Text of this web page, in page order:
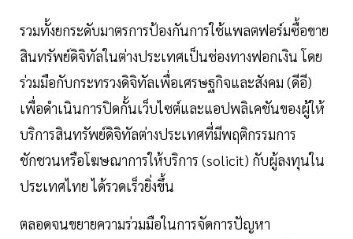
รวมทั้งยกระดับมาตรการป้องกันการใช้แพลตฟอร์มซื้อขาย
สินทรัพย์ดิจิทัลในต่างประเทศเป็นช่องทางฟอกเงิน โดย
ร่วมมือกับกระทรวงดิจิทัลเพื่อเศรษฐกิจและสังคม (ดีอี)
เพื่อดำเนินการปิดกั้นเว็บไซต์และแอปพลิเคชันของผู้ให้
บริการสินทรัพย์ดิจิทัลต่างประเทศที่มีพฤติกรรมการ
ชักชวนหรือโฆษณาการให้บริการ (solicit) กับผู้ลงทุนใน
ประเทศไทย ได้รวดเร็วยิ่งขึ้น
ตลอดจนขยายความร่วมมือในการจัดการปัญหา